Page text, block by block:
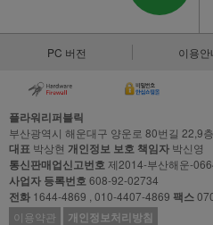
PC 버전 이용안
플라워리퍼블릭
부산광역시 해운대구 양운로 80번길 22,9층
대표 박상현 개인정보 보호 책임자 박신영
통신판매업신고번호제2014-부산해운-
사업자 등록번호608-92-02734
전화 1644-4869 , 010-4407-4869 팩스
이용약관
개인정보처리방침